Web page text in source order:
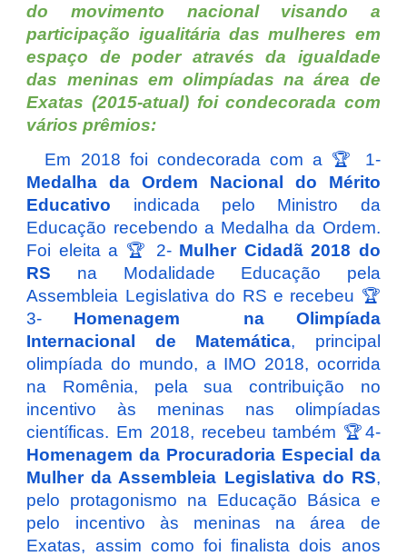
do movimento nacional visando a
participação igualitária das mulheres em
espaço de poder através da igualdade
das meninas em olimpíadas na área de
Exatas (2015-atual)foi condecorada com
vários prêmios:
Em 2018 foi condecorada com a 🏆
1-
Medalha da Ordem Nacional do Mérito
Educativo indicada pelo Ministro da
Educação recebendo a Medalha da Ordem.
Foi eleita a 🏆 2- Mulher Cidadã 2018 do
RS na Modalidade Educação pela
Assembleia Legislativa do RS e recebeu 🏆
3-
Homenagem na Olimpíada
Internacional de Matemática, principal
olimpíada do mundo, a IMO 2018, ocorrida
na Romênia, pela sua contribuição no
incentivo às meninas nas olimpíadas
científicas. Em 2018, recebeu também 🏆4-
Homenagem da Procuradoria Especial da
Mulher da Assembleia Legislativa do RS,
pelo protagonismo na Educação Básica e
pelo incentivo às meninas na área de
Exatas, assim como foifinalista dois anos